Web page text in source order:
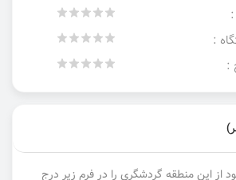
:
:
:
از این منطقه گردشگری را در فرم زیر درج